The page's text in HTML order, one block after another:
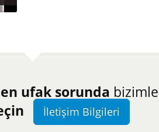
en ufak sorunda bizimle
İletişim Bilgileri